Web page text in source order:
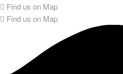
Find us on Map
Find us on Map